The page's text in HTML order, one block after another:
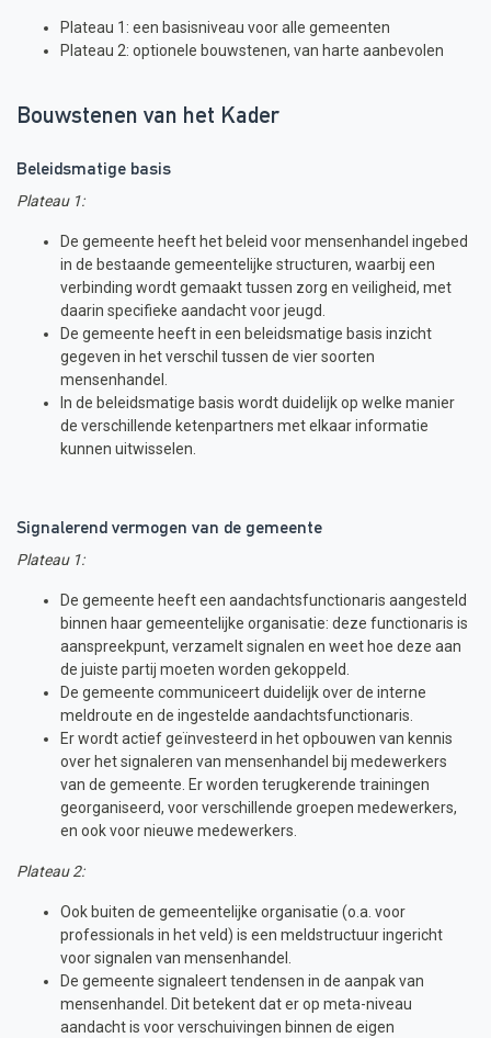
Plateau 1: een basisniveau voor alle gemeenten
Plateau 2: optionele bouwstenen, van harte aanbevolen
Bouwstenen van het Kader
Beleidsmatige basis
Plateau 1:
De gemeente heeft het beleid voor mensenhandel ingebed
in de bestaande gemeentelijke structuren, waarbij een
verbinding wordt gemaakt tussen zorg en veiligheid, met
daarin specifieke aandacht voor jeugd.
De gemeente heeft in een beleidsmatige basis inzicht
gegeven in het verschil tussen de vier soorten
mensenhandel.
In de beleidsmatige basis wordt duidelijk op welke manier
de verschillende ketenpartners met elkaar informatie
kunnen uitwisselen.
Signalerend vermogen van de gemeente
Plateau 1:
De gemeente heeft een aandachtsfunctionaris aangesteld
binnen haar gemeentelijke organisatie: deze functionaris is
aanspreekpunt, verzamelt signalen en weet hoe deze aan
de juiste partij moeten worden gekoppeld.
De gemeente communiceert duidelijk over de interne
meldroute en de ingestelde aandachtsfunctionaris.
Er wordt actief geïnvesteerd in het opbouwen van kennis
over het signaleren van mensenhandel bij medewerkers
van de gemeente. Er worden terugkerende trainingen
georganiseerd, voor verschillende groepen medewerkers,
en ook voor nieuwe medewerkers.
Plateau 2:
Ook buiten de gemeentelijke organisatie (o.a. voor
professionals in het veld) is een meldstructuur ingericht
voor signalen van mensenhandel.
De gemeente signaleert tendensen in de aanpak van
mensenhandel. Dit betekent dat er op meta-niveau
aandacht is voor verschuivingen binnen de eigen